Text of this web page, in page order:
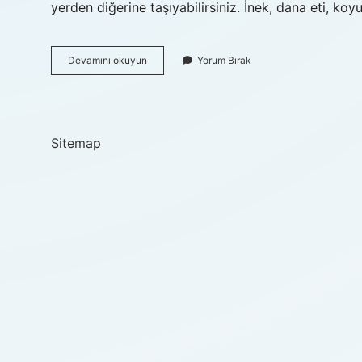
yerden diğerine taşıyabilirsiniz. İnek, dana eti,
Devamını okuyun
Nasıl
Yorum Bırak
Sitemap